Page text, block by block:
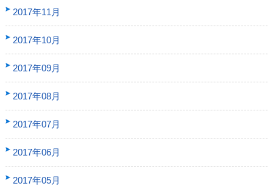
2017年11月
2017年10月
2017年09月
2017年08月
2017年07月
2017年06月
2017年05月